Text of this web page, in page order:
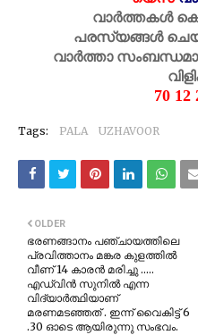
വാർത്തകൾ
പരസ്യങ്ങൾ
വാർത്താ
70 12
Tags: PALA UZHAVOOR
OLDER
ഭരണങ്ങാനം പഞ്ചായത്തിലെ
പ്രവിത്താനം മങ്കര കുളത്തിൽ
വീണ് 14 കാരൻ മരിച്ചു .....
എഡ്വിൻ സുനിൽ എന്ന
വിദ്യാർത്ഥിയാണ്
മരണമടഞ്ഞത് . ഇന്ന് വൈകിട്ട് 6
.30 ഓടെ ആയിരുന്നു സംഭവം.